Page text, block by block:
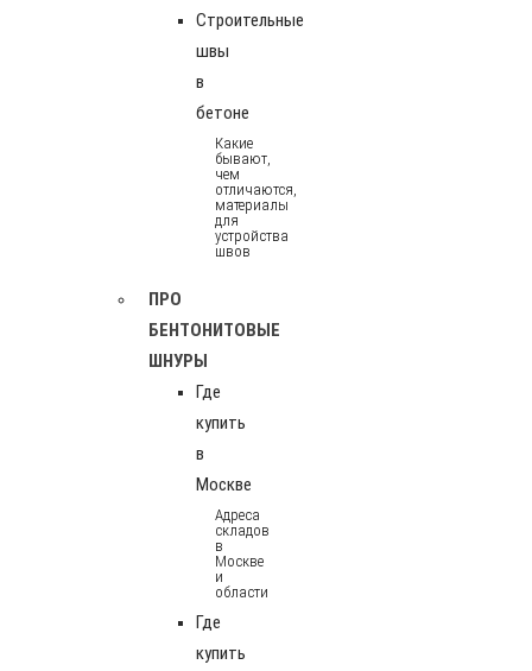
Строительные
швы
в
бетоне
Какие
бывают,
чем
отличаются,
материалы
для
устройства
швов
ПРО
БЕНТОНИТОВЫЕ
ШНУРЫ
Где
купить
в
Москве
Адреса
складов
в
Москве
и
области
Где
купить